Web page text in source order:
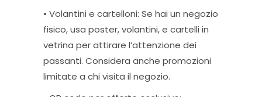
• Volantini e cartelloni: Se hai un negozio
fisico, usa poster, volantini, e cartelli in
vetrina per attirare l’attenzione dei
passanti. Considera anche promozioni
limitate a chi visita il negozio.